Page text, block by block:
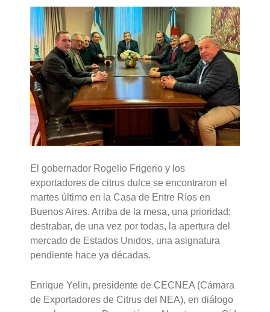
El gobernador Rogelio Frigerio y los
exportadores de citrus dulce se encontraron el
martes último en la Casa de Entre Ríos en
Buenos Aires. Arriba de la mesa, una prioridad:
destrabar, de una vez por todas, la apertura del
mercado de Estados Unidos, una asignatura
pendiente hace ya décadas.
Enrique Yelin, presidente de CECNEA (Cámara
de Exportadores de Citrus del NEA), en diálogo